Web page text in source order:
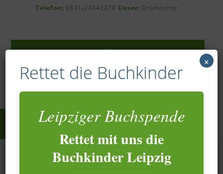
Telefon: 0341-24842370 Unser: Onlineshop
Richtig Nachlass verwalten
Rettet die Buchkinder
Leipziger Buchspende
Rettet mit uns die
Buchkinder Leipzig
×